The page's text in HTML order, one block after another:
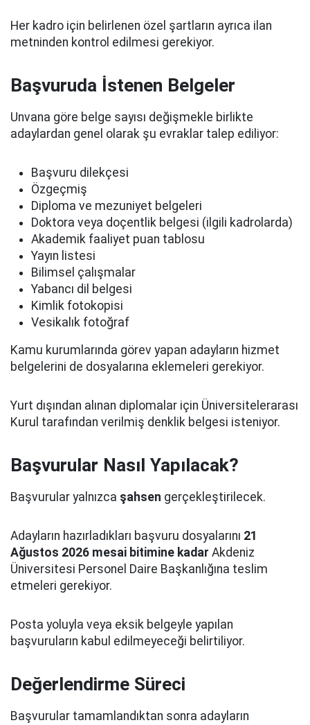
Her kadro için belirlenen özel şartların ayrıca ilan
metninden kontrol edilmesi gerekiyor.
Başvuruda İstenen Belgeler
Unvana göre belge sayısı değişmekle birlikte
adaylardan genel olarak şu evraklar talep ediliyor:
Başvuru dilekçesi
Özgeçmiş
Diploma ve mezuniyet belgeleri
Doktora veya doçentlik belgesi (ilgili kadrolarda)
Akademik faaliyet puan tablosu
Yayın listesi
Bilimsel çalışmalar
Yabancı dil belgesi
Kimlik fotokopisi
Vesikalık fotoğraf
Kamu kurumlarında görev yapan adayların hizmet
belgelerini de dosyalarına eklemeleri gerekiyor.
Yurt dışından alınan diplomalar için Üniversitelerarası
Kurul tarafından verilmiş denklik belgesi isteniyor.
Başvurular Nasıl Yapılacak?
Başvurular yalnızca şahsen gerçekleştirilecek.
Adayların hazırladıkları başvuru dosyalarını 21
Ağustos 2026 mesai bitimine kadar Akdeniz
Üniversitesi Personel Daire Başkanlığına teslim
etmeleri gerekiyor.
Posta yoluyla veya eksik belgeyle yapılan
başvuruların kabul edilmeyeceği belirtiliyor.
Değerlendirme Süreci
Başvurular tamamlandıktan sonra adayların